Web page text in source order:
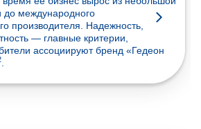
до международного
производителя. Надежность,
— главные критерии,
ассоциируют бренд «Гедеон